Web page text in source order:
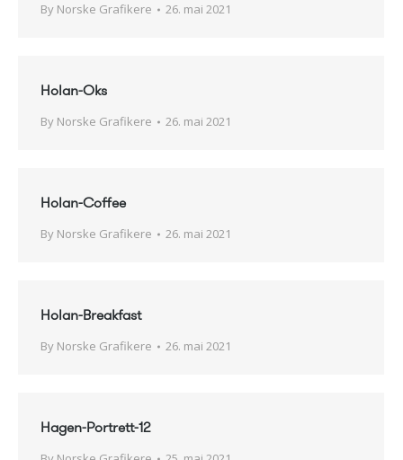
By Norske Grafikere 26. mai 2021
Holan-Oks
By Norske Grafikere 26. mai 2021
Holan-Coffee
By Norske Grafikere 26. mai 2021
Holan-Breakfast
By Norske Grafikere 26. mai 2021
Hagen-Portrett-12